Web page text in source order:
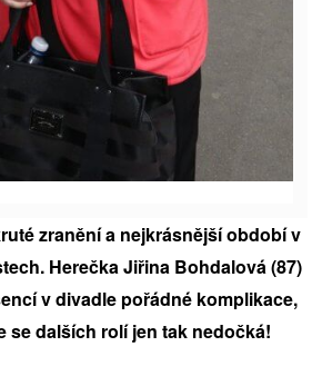
zraněnía nejkrásnější období v
Herečka Jiřina Bohdalová (87)
v divadle pořádné komplikace,
se dalších rolí jen tak nedočká!